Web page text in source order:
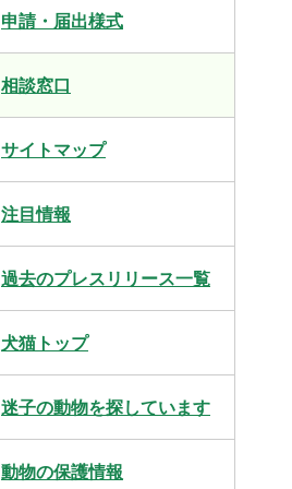
申請・届出様式
相談窓口
サイトマップ
注目情報
過去のプレスリリース一覧
犬猫トップ
迷子の動物を探しています
動物の保護情報